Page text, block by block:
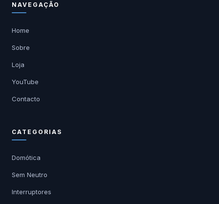
NAVEGAÇÃO
Home
Sobre
Loja
YouTube
Contacto
CATEGORIAS
Domótica
Sem Neutro
Interruptores